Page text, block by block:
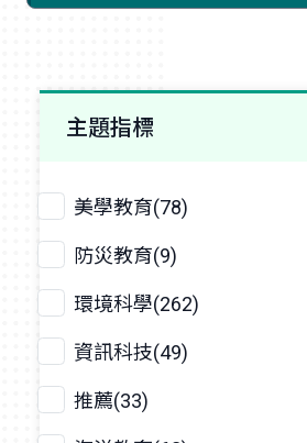
主題指標
美學教育(78)
防災教育(9)
環境科學(262)
資訊科技(49)
推薦(33)